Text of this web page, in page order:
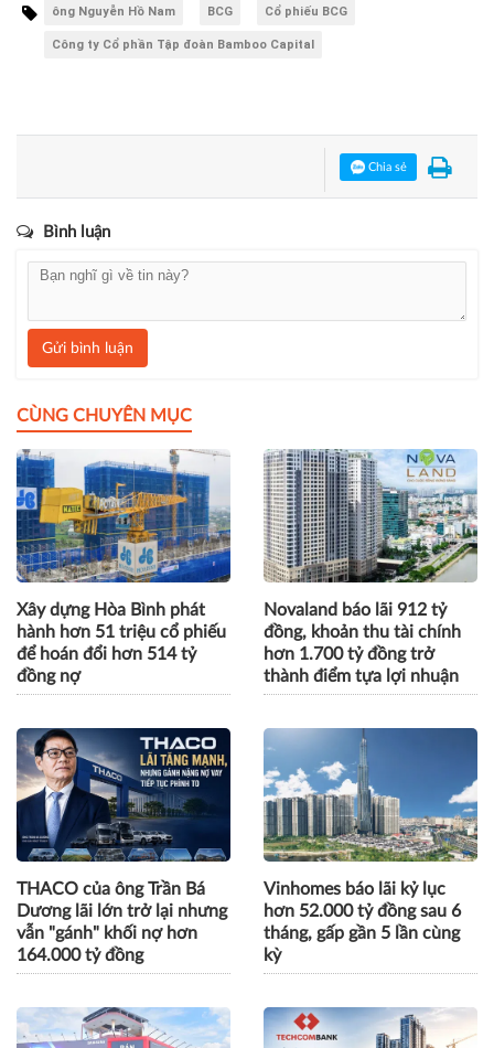
ông Nguyễn Hồ Nam BCG Cổ phiếu BCG
Công ty Cổ phần Tập đoàn Bamboo Capital
Chia sẻ
Bình luận
Gửi bình luận
CÙNG CHUYÊN MỤC
Xây dựng Hòa Bình phát
hành hơn 51 triệu cổ phiếu
để hoán đổi hơn 514 tỷ
đồng nợ
Novaland báo lãi 912 tỷ
đồng, khoản thu tài chính
hơn 1.700 tỷ đồng trở
thành điểm tựa lợi nhuận
THACO của ông Trần Bá
Dương lãi lớn trở lại nhưng
vẫn "gánh" khối nợ hơn
164.000 tỷ đồng
Vinhomes báo lãi kỷ lục
hơn 52.000 tỷ đồng sau 6
tháng, gấp gần 5 lần cùng
kỳ